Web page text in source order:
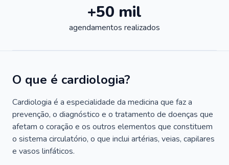
+50 mil
agendamentos realizados
O que é cardiologia?
Cardiologia é a especialidade da medicina que faz a
prevenção, o diagnóstico e o tratamento de doenças que
afetam o coração e os outros elementos que constituem
o sistema circulatório, o que inclui artérias, veias, capilares
e vasos linfáticos.